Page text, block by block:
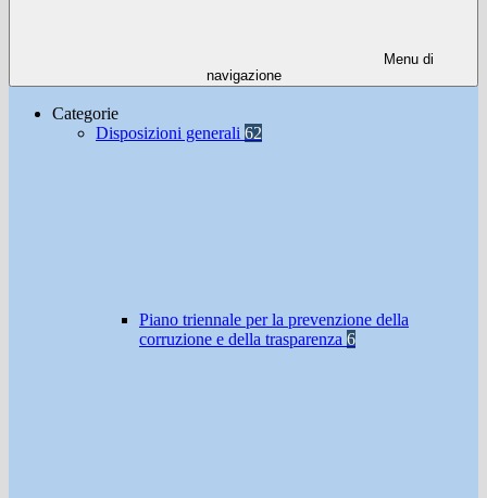
Menu di
navigazione
Categorie
Disposizioni generali 62
Piano triennale per la prevenzione della
corruzione e della trasparenza 6